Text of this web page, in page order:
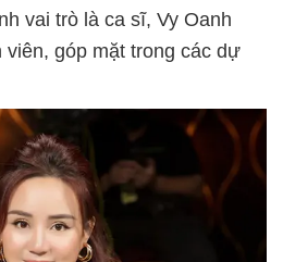
vai trò là ca sĩ, Vy Oanh
viên, góp mặt trong các dự